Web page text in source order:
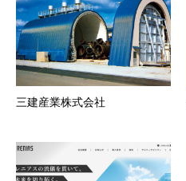
三建産業株式会社